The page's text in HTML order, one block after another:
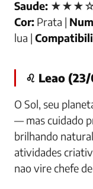
Saude:
Cor: Prata |
lua |
♌ Leao
O Sol, seu
— mas cuidado
brilhando
atividades
nao vire chefe